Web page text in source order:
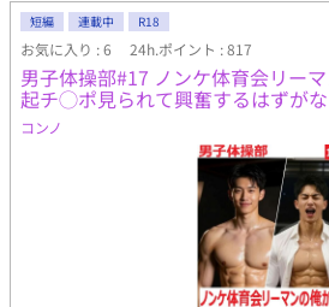
短編 連載中 R18
お気に入り : 6 24h.ポイント : 817
男子体操部#17 ノンケ体育会リー
起チ◯ポ見られて興奮するはずがな
コンノ